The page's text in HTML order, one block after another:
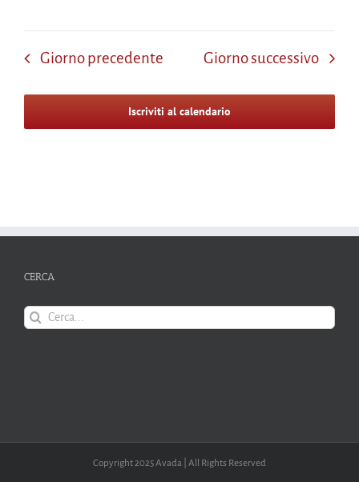
Giorno precedente Giorno successivo
Iscriviti al calendario
CERCA
Cerca
per:
Copyright 2025 Avada | All Rights Reserved